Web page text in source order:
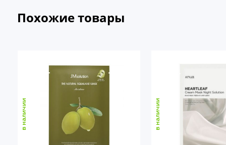
Похожие товары
в наличии в наличии